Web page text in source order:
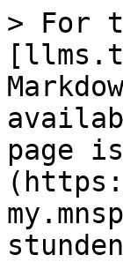
> For
page